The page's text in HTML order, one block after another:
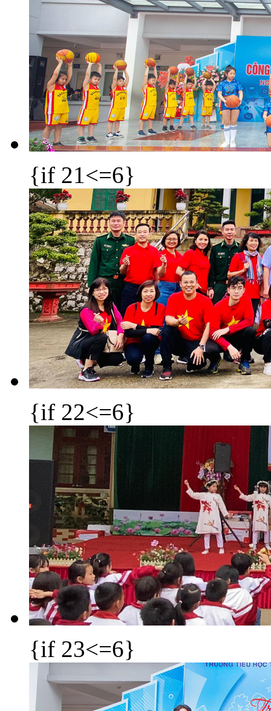
{if 21<=6}
{if 22<=6}
{if 23<=6}